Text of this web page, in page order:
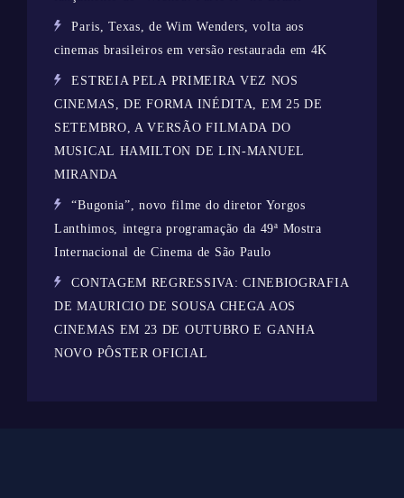
Paris, Texas, de Wim Wenders, volta aos
cinemas brasileiros em versão restaurada em 4K
ESTREIA PELA PRIMEIRA VEZ NOS
CINEMAS, DE FORMA INÉDITA, EM 25 DE
SETEMBRO, A VERSÃO FILMADA DO
MUSICAL HAMILTON DE LIN-MANUEL
MIRANDA
“Bugonia”, novo filme do diretor Yorgos
Lanthimos, integra programação da 49ª Mostra
Internacional de Cinema de São Paulo
CONTAGEM REGRESSIVA: CINEBIOGRAFIA
DE MAURICIO DE SOUSA CHEGA AOS
CINEMAS EM 23 DE OUTUBRO E GANHA
NOVO PÔSTER OFICIAL